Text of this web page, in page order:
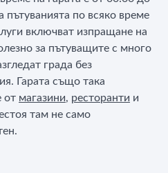
пътуванията по всяко време
включват изпращане на
за пътуващите с много
града без
Гарата също така
от магазини, ресторанти и
там не само